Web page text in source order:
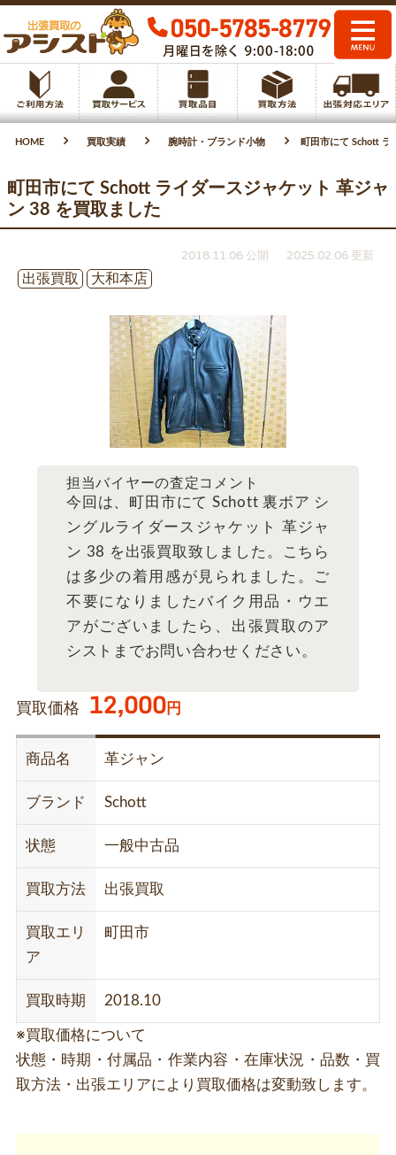
HOME 買取実績 腕時計・ブランド小物 町田市にて Schott
町田市にて Schott ライダースジャケット 革ジャ
ン 38 を買取ました
2018.11.06 公開
2025.02.06 更新
出張買取
大和本店
担当バイヤーの査定コメント
今回は、町田市にて Schott 裏ボア シ
ングルライダースジャケット 革ジャ
ン 38 を出張買取致しました。こちら
は多少の着用感が見られました。ご
不要になりましたバイク用品・ウエ
アがございましたら、出張買取のア
シストまでお問い合わせください。
買取価格 12,000円
商品名 革ジャン
ブランド Schott
状態 一般中古品
買取方法 出張買取
買取エリ
ア
町田市
買取時期 2018.10
※買取価格について
状態・時期・付属品・作業内容・在庫状況・品数・買
取方法・出張エリアにより買取価格は変動致します。